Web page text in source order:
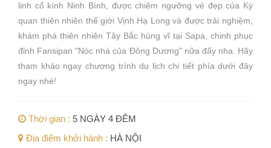
linh cổ kính Ninh Bình, được chiêm ngưỡng vẻ đẹp của Kỳ
quan thiên nhiên thế giới Vịnh Hạ Long và được trải nghiệm,
khám phá thiên nhiên Tây Bắc hùng vĩ tại Sapa, chinh phục
đỉnh Fansipan "Nóc nhà của Đông Dương" nữa đấy nha. Hãy
tham khảo ngay chương trình du lịch chi tiết phía dưới đây
ngay nhé!
Thời gian : 5 NGÀY 4 ĐÊM
Địa điểm khởi hành : HÀ NỘI